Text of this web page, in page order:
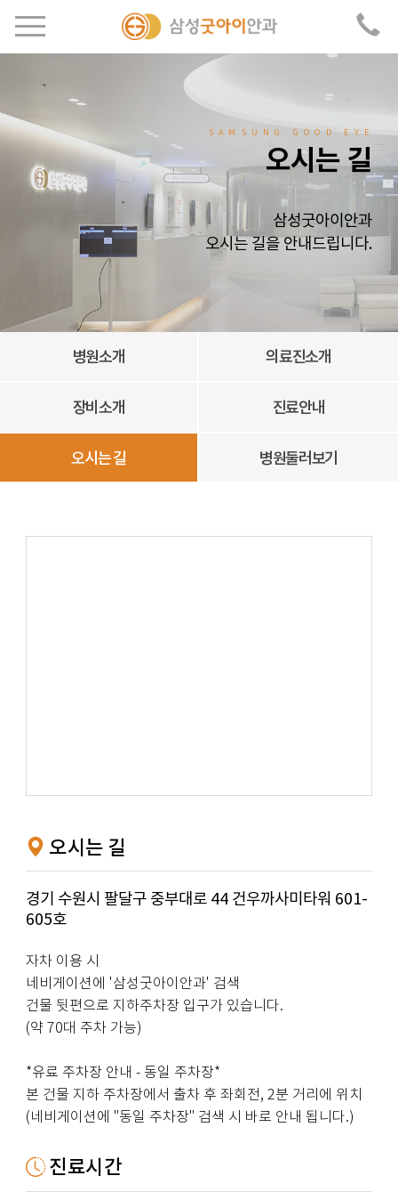
SAMSUNG GOOD EYE
오시는 길
삼성굿아이안과
오시는 길을 안내드립니다.
병원소개 의료진소개
장비소개 진료안내
오시는 길 병원둘러보기
오시는 길
경기 수원시 팔달구 중부대로 44 건우까사미타워 601-
605호
자차 이용 시
네비게이션에 '삼성굿아이안과' 검색
건물 뒷편으로 지하주차장 입구가 있습니다.
(약 70대 주차 가능)
*유료 주차장 안내 - 동일 주차장*
본 건물 지하 주차장에서 출차 후 좌회전, 2분 거리에 위치
(네비게이션에 "동일 주차장" 검색 시 바로 안내 됩니다.)
진료시간